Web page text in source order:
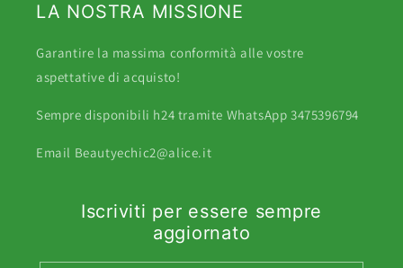
LA NOSTRA MISSIONE
Garantire la massima conformità alle vostre
aspettative di acquisto!
Sempre disponibili h24 tramite WhatsApp 3475396794
Email Beautyechic2@alice.it
Iscriviti per essere sempre
aggiornato